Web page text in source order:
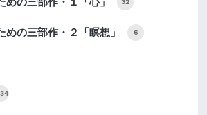
32
の三部作・２「瞑想」 6